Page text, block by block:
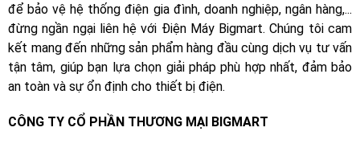
để bảo vệ hệ thống điện gia đình, doanh nghiệp, ngân hàng,...
đừng ngần ngại liên hệ với Điện Máy Bigmart. Chúng tôi cam
kết mang đến những sản phẩm hàng đầu cùng dịch vụ tư vấn
tận tâm, giúp bạn lựa chọn giải pháp phù hợp nhất, đảm bảo
an toàn và sự ổn định cho thiết bị điện.
CÔNG TY CỔ PHẦN THƯƠNG MẠI BIGMART